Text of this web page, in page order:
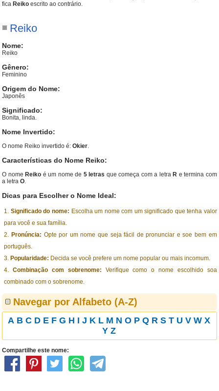
fica Reiko escrito ao contrário.
Reiko
Nome:
Reiko
Gênero:
Feminino
Origem do Nome:
Japonês
Significado:
Bonita, linda.
Nome Invertido:
O nome Reiko invertido é:Okier.
Características do Nome Reiko:
O nome Reiko é um nome de 5 letras que começa com a letra R e termina com
a letraO.
Dicas para Escolher o Nome Ideal:
Significado do nome: Escolha um nome com um significado que tenha valor
para você e sua família.
Pronúncia: Opte por um nome que seja fácil de pronunciar e soe bem em
português.
Popularidade: Decida se você prefere um nome popular ou mais incomum.
Combinação com sobrenome: Verifique como o nome escolhido soa
combinado com o sobrenome.
Navegar por Alfabeto (A-Z)
A B C D E F G H I J K L M N O P Q R S T U V W X
Y Z
Compartilhe este nome: